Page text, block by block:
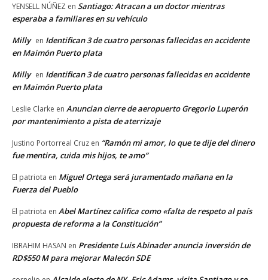
YENSELL NÚÑEZ en Santiago: Atracan a un doctor mientras
esperaba a familiares en su vehículo
Milly en Identifican 3 de cuatro personas fallecidas en accidente
en Maimón Puerto plata
Milly en Identifican 3 de cuatro personas fallecidas en accidente
en Maimón Puerto plata
Leslie Clarke en Anuncian cierre de aeropuerto Gregorio Luperón
por mantenimiento a pista de aterrizaje
Justino Portorreal Cruz en “Ramón mi amor, lo que te dije del dinero
fue mentira, cuida mis hijos, te amo”
El patriota en Miguel Ortega será juramentado mañana en la
Fuerza del Pueblo
El patriota en Abel Martínez califica como «falta de respeto al país
propuesta de reforma a la Constitución”
IBRAHIM HASAN en Presidente Luis Abinader anuncia inversión de
RD$550 M para mejorar Malecón SDE